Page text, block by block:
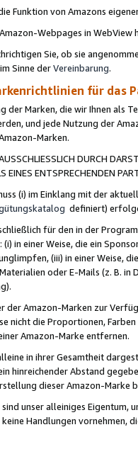
Funktion von Amazons
Webpages in WebView
Sie, ob sie
Sinne derVereinbarung.
für das
der Marken, die wir Ihnen als
und jede Nutzung der
Marken.
DURCH
ENTSPRECHENDEN
(i) im Einklang mit der
definiert)
für den in der
in einer Weise, die ein
(iii) in einer Weise,
oder E-Mails (z. B. in
der Amazon-Marken zur
nicht die Proportionen,
Amazon-Marke entfernen.
in ihrer Gesamtheit
hinreichender Abstand
dieser Amazon-Marke
unser alleiniges
Handlungen vornehmen,